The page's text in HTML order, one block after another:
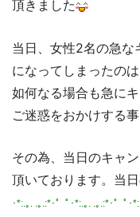
頂きました
当日、女性2名の急な
になってしまったのは
如何なる場合も急に
ご迷惑をおかけする事
その為、当日のキャ
頂いております。当
･*:.｡. .｡.:*･゜ﾟ･*:.｡. .｡.:*･゜ﾟ･